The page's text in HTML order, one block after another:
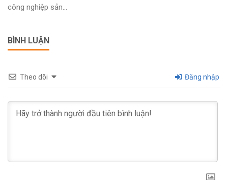
công nghiệp sản...
BÌNH LUẬN
Theo dõi Đăng nhập